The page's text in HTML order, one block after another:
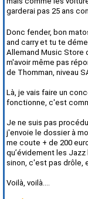
garderai pas 25 ans
Donc fender, bon
and carry et tu te
Allemand Music Store
m'avoir même pas
de Thomman, niveau
Là, je vais faire un
fonctionne, c'est
Je ne suis pas
j'envoie le dossier à
me coute + de 200
qu’évidement les
sinon, c'est pas drôle,
Voilà, voilà....